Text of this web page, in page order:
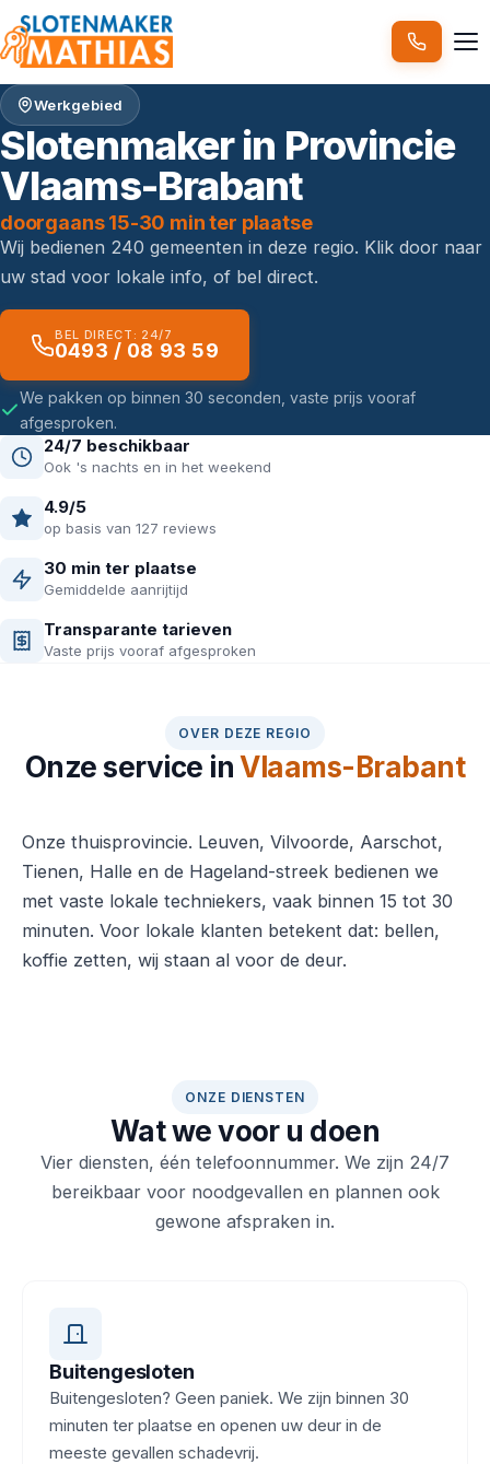
Werkgebied
Slotenmaker in Provincie
Vlaams-Brabant
doorgaans 15-30 min ter plaatse
Wij bedienen 240 gemeenten in deze regio. Klik door naar
uw stad voor lokale info, of bel direct.
BEL DIRECT: 24/7
0493 / 08 93 59
We pakken op binnen 30 seconden, vaste prijs vooraf
afgesproken.
24/7 beschikbaar
Ook 's nachts en in het weekend
4.9/5
op basis van 127 reviews
30 min ter plaatse
Gemiddelde aanrijtijd
Transparante tarieven
Vaste prijs vooraf afgesproken
OVER DEZE REGIO
Onze service inVlaams-Brabant
Onze thuisprovincie. Leuven, Vilvoorde, Aarschot,
Tienen, Halle en de Hageland-streek bedienen we
met vaste lokale techniekers, vaak binnen 15 tot 30
minuten. Voor lokale klanten betekent dat: bellen,
koffie zetten, wij staan al voor de deur.
ONZE DIENSTEN
Wat we voor u doen
Vier diensten, één telefoonnummer. We zijn 24/7
bereikbaar voor noodgevallen en plannen ook
gewone afspraken in.
Buitengesloten
Buitengesloten? Geen paniek. We zijn binnen 30
minuten ter plaatse en openen uw deur in de
meeste gevallen schadevrij.